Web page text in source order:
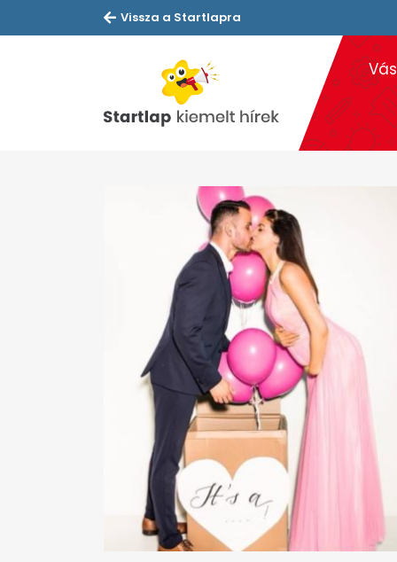
Vissza a Startlapra